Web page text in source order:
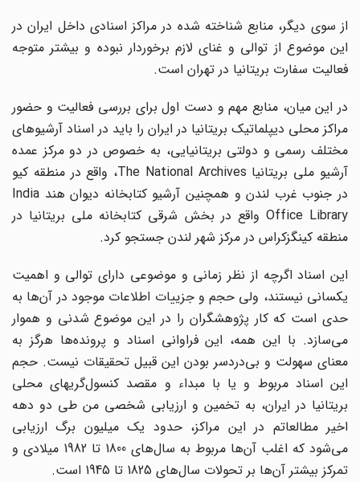
از سوی دیگر، منابع شناخته شده در مراکز اسنادی داخل ایران در
این موضوع از توالی و غنای لازم برخوردار نبوده و بیشتر متوجه
فعالیت سفارت بریتانیا در تهران است.
در این میان، منابع مهم و دست اول برای بررسی فعالیت و حضور
مراکز محلی دیپلماتیک بریتانیا در ایران را باید در اسناد آرشیوهای
مختلف رسمی و دولتی بریتانیایی، به خصوص در دو مرکز عمده
آرشیو ملی بریتانیا The National Archives، واقع در منطقه کیو
در جنوب غرب لندن و همچنین آرشیو کتابخانه دیوان هند India
Office Library واقع در بخش شرقی کتابخانه ملی بریتانیا در
منطقه کینگزکراس در مرکز شهر لندن جستجو کرد.
این اسناد اگرچه از نظر زمانی و موضوعی دارای توالی و اهمیت
یکسانی نیستند، ولی حجم و جزییات اطلاعات موجود در آن‌ها به
حدی است که کار پژوهشگران را در این موضوع شدنی و هموار
می‌سازد. با این همه، این فراوانی اسناد و پرونده‌ها هرگز به
معنای سهولت و بی‌دردسر بودن این قبیل تحقیقات نیست. حجم
این اسناد مربوط و یا با مبداء و مقصد کنسول‌گریهای محلی
بریتانیا در ایران، به تخمین و ارزیابی شخصی من طی دو دهه
اخیر مطالعاتم در این مراکز، حدود یک میلیون برگ ارزیابی
می‌شود که اغلب آن‌ها مربوط به سال‌های 1800 تا 1982 میلادی و
تمرکز بیشتر آن‌ها بر تحولات سال‌های 1825 تا 1945 است.